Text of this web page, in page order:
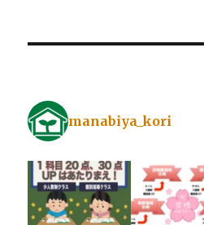
manabiya_kori